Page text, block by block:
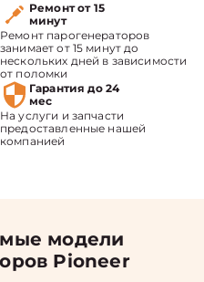
Ремонт от 15
минут
Ремонт парогенераторов
занимает от 15 минут до
нескольких дней в зависимости
от поломки
Гарантия до 24
мес
На услуги и запчасти
предоставленные нашей
компанией
модели
Pioneer